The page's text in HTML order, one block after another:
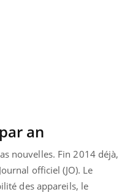
an
nouvelles. Fin 2014 déjà,
officiel (JO). Le
des appareils, le